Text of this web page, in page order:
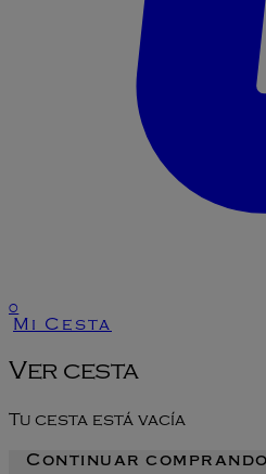
0
Mi Cesta
Ver cesta
Tu cesta está vacía
Continuar comprando